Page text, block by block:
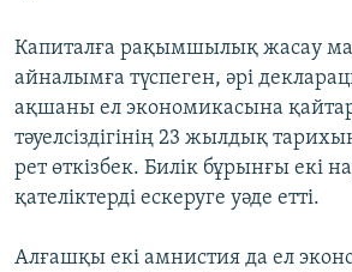
Капиталға рақымшылық жасау
айналымға түспеген, әрі
ақшаны ел экономикасына
тәуелсіздігінің 23 жылдық
рет өткізбек. Билік бұрынғы екі
қателіктерді ескеруге уәде етті.
Алғашқы екі амнистия да ел